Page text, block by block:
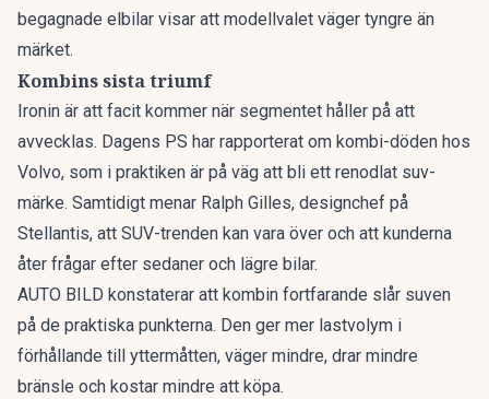
begagnade elbilar visar att modellvalet väger tyngre än
märket.
Kombins sista triumf
Ironin är att facit kommer när segmentet håller på att
avvecklas. Dagens PS har rapporterat om kombi-döden hos
Volvo, som i praktiken är på väg att bli ett renodlat suv-
märke. Samtidigt menar Ralph Gilles, designchef på
Stellantis, att SUV-trenden kan vara över och att kunderna
åter frågar efter sedaner och lägre bilar.
AUTO BILD konstaterar att kombin fortfarande slår suven
på de praktiska punkterna. Den ger mer lastvolym i
förhållande till yttermåtten, väger mindre, drar mindre
bränsle och kostar mindre att köpa.